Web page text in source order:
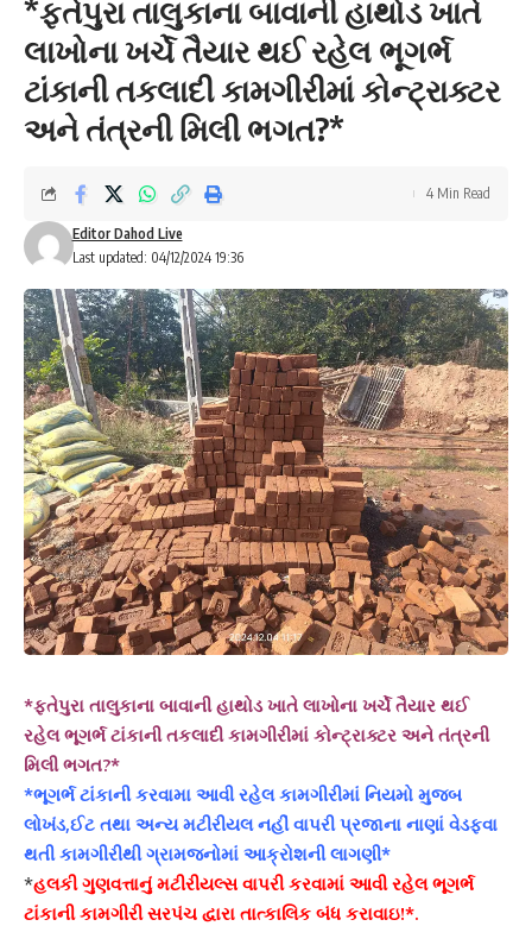
*ફતેપુરા તાલુકાના બાવાની હાથોડ ખાતે
લાખોના ખર્ચે તૈયાર થઈ રહેલ ભૂગર્ભ
ટાંકાની તકલાદી કામગીરીમાં કોન્ટ્રાક્ટર
અને તંત્રની મિલી ભગત?*
Last updated: 04/12/2024 19:36
Editor Dahod Live
4 Min Read
*ફતેપુરા તાલુકાના બાવાની હાથોડ ખાતે લાખોના ખર્ચે તૈયાર થઈ
રહેલ ભૂગર્ભ ટાંકાની તકલાદી કામગીરીમાં કોન્ટ્રાક્ટર અને તંત્રની
મિલી ભગત?*
*ભૂગર્ભ ટાંકાની કરવામા આવી રહેલ કામગીરીમાં નિયમો મુજબ
લોખંડ,ઈટ તથા અન્ય મટીરીયલ નહીં વાપરી પ્રજાના નાણાં વેડફવા
થતી કામગીરીથી ગ્રામજનોમાં આક્રોશની લાગણી*
*હલકી ગુણવત્તાનું મટીરીયલ્સ વાપરી કરવામાં આવી રહેલ ભૂગર્ભ
ટાંકાની કામગીરી સરપંચ દ્વારા તાત્કાલિક બંધ કરાવાઇ!*.